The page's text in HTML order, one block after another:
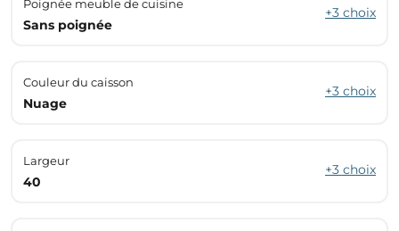
Poignée meuble de cuisine
Sans poignée
+3 choix
Couleur du caisson
Nuage
+3 choix
Largeur
40
+3 choix